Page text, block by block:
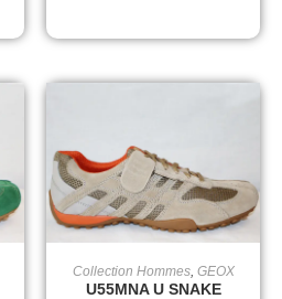
CHOIX DES OPTIONS
Collection Hommes, GEOX
U55MNA U SNAKE